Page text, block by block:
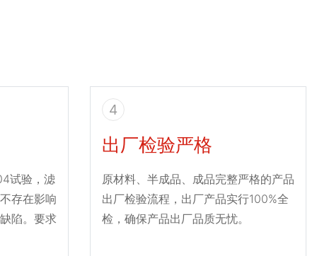
试验，滤
存在影响
陷。要求
4
出厂检验严格
原材料、半成品、成品完整严格的产品
出厂检验流程，出厂产品实行100%全
检，确保产品出厂品质无忧。